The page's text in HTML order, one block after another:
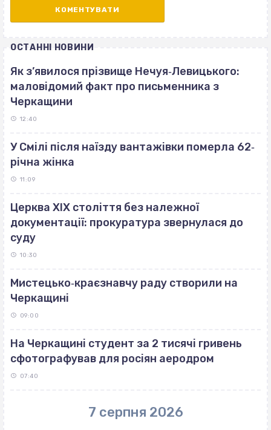
ОСТАННІ НОВИНИ
Як з’явилося прізвище Нечуя‐Левицького:
маловідомий факт про письменника з
Черкащини
12:40
У Смілі після наїзду вантажівки померла 62‐
річна жінка
11:09
Церква ХІХ століття без належної
документації: прокуратура звернулася до
суду
10:30
Мистецько‐краєзнавчу раду створили на
Черкащині
09:00
На Черкащині студент за 2 тисячі гривень
сфотографував для росіян аеродром
07:40
7 серпня 2026